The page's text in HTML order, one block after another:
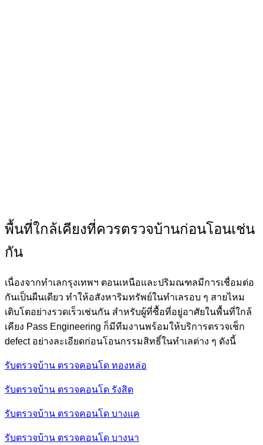
พื้นที่ใกล้เคียงที่ควรตรวจบ้านก่อนโอนเช่น
กัน
เนื่องจากทำเลกรุงเทพฯ ตอนเหนือและปริมณฑลมีการเชื่อมต่อ
กันเป็นผืนเดียว ทำให้อสังหาริมทรัพย์ในทำเลรอบ ๆ สายไหม
เติบโตอย่างรวดเร็วเช่นกัน สำหรับผู้ที่ซื้อที่อยู่อาศัยในพื้นที่ใกล้
เคียง Pass Engineering ก็มีทีมงานพร้อมให้บริการตรวจเช็ก
defect อย่างละเอียดก่อนโอนกรรมสิทธิ์ในทำเลต่าง ๆ ดังนี้
รับตรวจบ้าน ตรวจคอนโด ทองหล่อ
รับตรวจบ้าน ตรวจคอนโด รังสิต
รับตรวจบ้าน ตรวจคอนโด บางแค
รับตรวจบ้าน ตรวจคอนโด บางนา